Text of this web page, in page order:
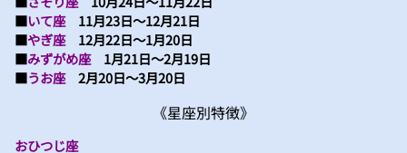
■いて座11月23日～12月21日
■やぎ座12月22日～1月20日
■みずがめ座1月21日～2月19日
■うお座2月20日～3月20日
《星座別特徴》
おひつじ座